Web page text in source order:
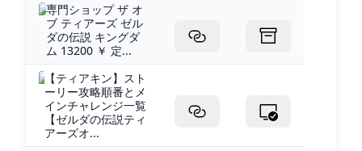
専門ショップ ザ オ
ブ ティアーズ ゼル
ダの伝説 キングダ
ム 13200 ￥ 定...
【ティアキン】スト
ーリー攻略順番とメ
インチャレンジ一覧
【ゼルダの伝説ティ
アーズオ...